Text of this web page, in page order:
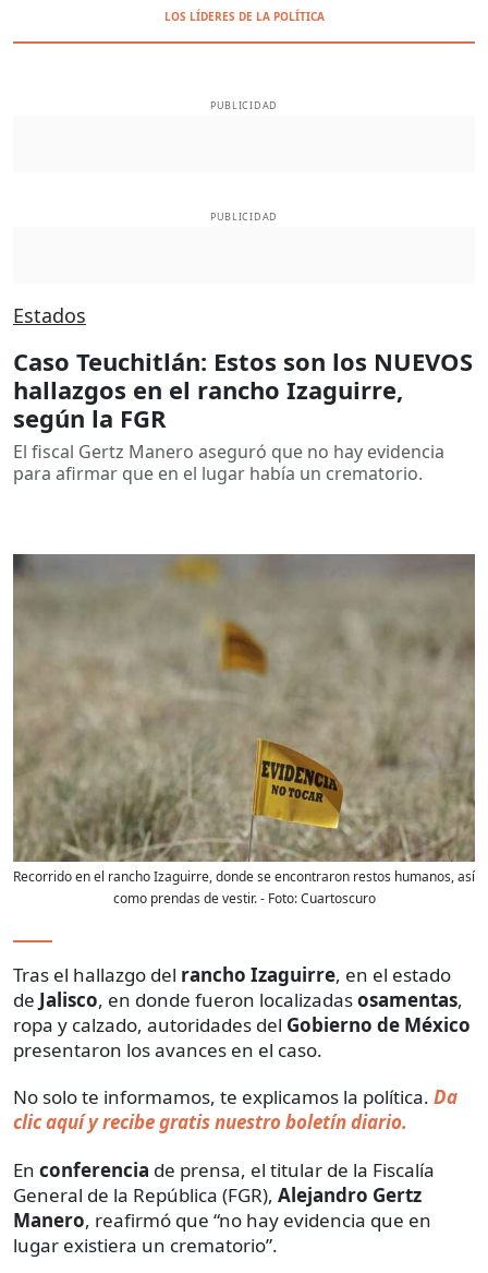
LOS LÍDERES DE LA POLÍTICA
PUBLICIDAD
PUBLICIDAD
Estados
Caso Teuchitlán: Estos son los NUEVOS
hallazgos en el rancho Izaguirre,
según la FGR
El fiscal Gertz Manero aseguró que no hay evidencia
para afirmar que en el lugar había un crematorio.
Recorrido en el rancho Izaguirre, donde se encontraron restos humanos, así
como prendas de vestir.- Foto:Cuartoscuro
Tras el hallazgo del rancho Izaguirre, en el estado
de Jalisco, en donde fueron localizadasosamentas,
ropa y calzado, autoridades del Gobierno de México
presentaron los avances en el caso.
No solo te informamos, te explicamos la política. Da
clic aquí y recibe gratis nuestro boletín diario.
En conferencia de prensa, el titular de la Fiscalía
General de la República (FGR), Alejandro Gertz
Manero, reafirmó que “no hay evidencia que en
lugar existiera un crematorio”.